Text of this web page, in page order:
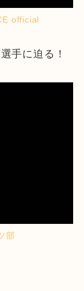
official
手に迫る！
部